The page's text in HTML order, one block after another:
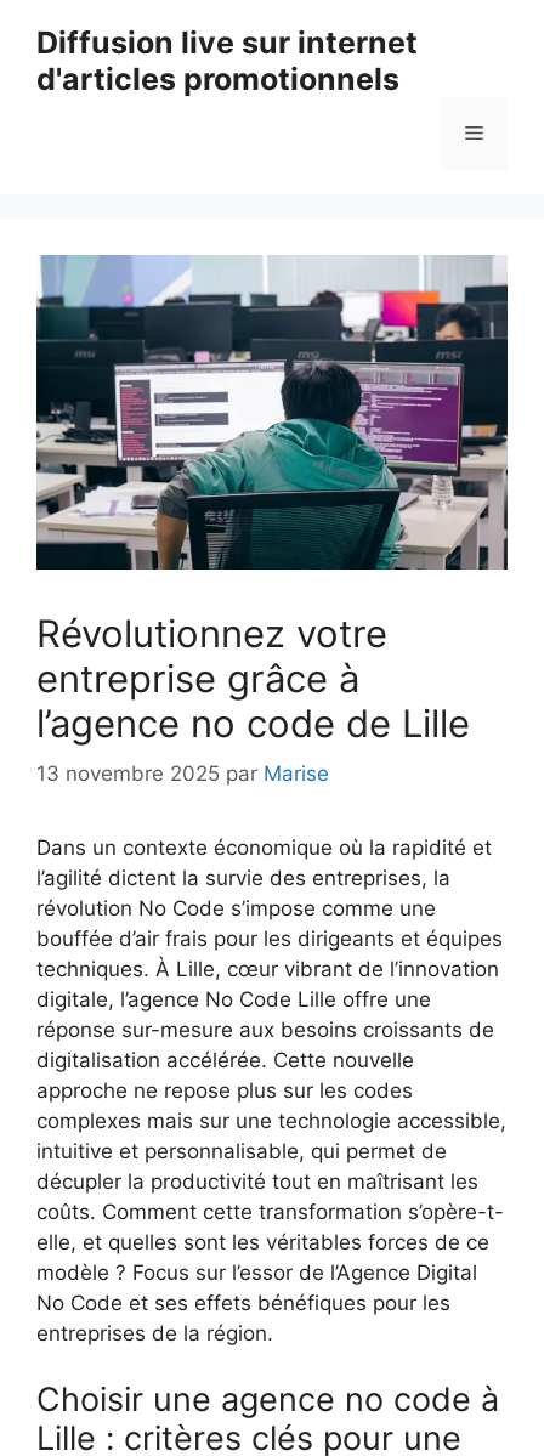
contenu
Diffusion live sur internet
d'articles promotionnels
Menu
Révolutionnez votre
entreprise grâce à
l’agence no code de Lille
13 novembre 2025 par Marise
Dans un contexte économique où la rapidité et
l’agilité dictent la survie des entreprises, la
révolution No Code s’impose comme une
bouffée d’air frais pour les dirigeants et équipes
techniques. À Lille, cœur vibrant de l’innovation
digitale, l’agence No Code Lille offre une
réponse sur-mesure aux besoins croissants de
digitalisation accélérée. Cette nouvelle
approche ne repose plus sur les codes
complexes mais sur une technologie accessible,
intuitive et personnalisable, qui permet de
décupler la productivité tout en maîtrisant les
coûts. Comment cette transformation s’opère-t-
elle, et quelles sont les véritables forces de ce
modèle ? Focus sur l’essor de l’Agence Digital
No Code et ses effets bénéfiques pour les
entreprises de la région.
Choisir une agence no code à
Lille : critères clés pour une